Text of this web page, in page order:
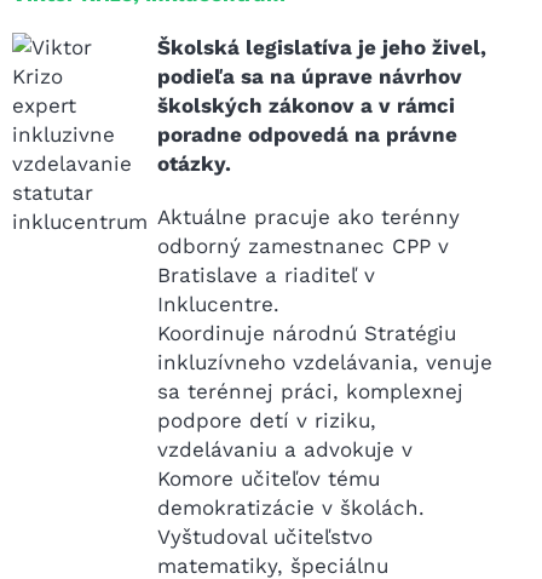
Školská legislatíva je jeho živel,
podieľa sa na úprave návrhov
školských zákonov a v rámci
poradne odpovedá na právne
otázky.
Aktuálne pracuje ako terénny
odborný zamestnanec CPP v
Bratislave a riaditeľ v
Inklucentre.
Koordinuje národnú Stratégiu
inkluzívneho vzdelávania, venuje
sa terénnej práci, komplexnej
podpore detí v riziku,
vzdelávaniu a advokuje v
Komore učiteľov tému
demokratizácie v školách.
Vyštudoval učiteľstvo
matematiky, špeciálnu